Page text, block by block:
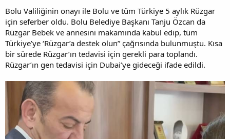
Bolu Valiliğinin onayı ile Bolu ve tüm Türkiye 5 aylık Rüzgar
için seferber oldu. Bolu Belediye Başkanı Tanju Özcan da
Rüzgar Bebek ve annesini makamında kabul edip, tüm
Türkiye’ye ‘Rüzgar’a destek olun” çağrısında bulunmuştu. Kısa
bir sürede Rüzgar’ın tedavisi için gerekli para toplandı.
Rüzgar’ın gen tedavisi için Dubai’ye gideceği ifade edildi.